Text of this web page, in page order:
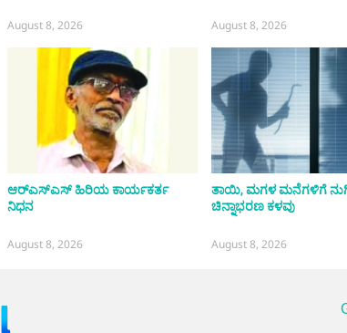
August 8, 2026 August 8, 2026
ಆರ್‌ಎಸ್‌ಎಸ್ ಹಿರಿಯ ಕಾರ್ಯಕರ್ತ
ನಿಧನ
August 8, 2026
ತಾಯಿ, ಮಗಳ ಮನೆಗಳಿಗೆ
ಚಿನ್ನಾಭರಣ ಕಳವು
August 8, 2026